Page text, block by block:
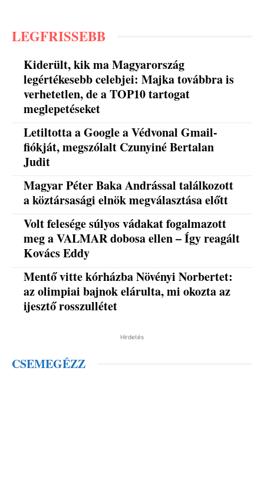
LEGFRISSEBB
Kiderült, kik ma Magyarország
legértékesebb celebjei: Majka továbbra is
verhetetlen, de a TOP10 tartogat
meglepetéseket
Letiltotta a Google a Védvonal Gmail-
fiókját, megszólalt Czunyiné Bertalan
Judit
Magyar Péter Baka Andrással találkozott
a köztársasági elnök megválasztása előtt
Volt felesége súlyos vádakat fogalmazott
meg a VALMAR dobosa ellen – Így reagált
Kovács Eddy
Mentő vitte kórházba Növényi Norbertet:
az olimpiai bajnok elárulta, mi okozta az
ijesztő rosszullétet
Hirdetés
CSEMEGÉZZ